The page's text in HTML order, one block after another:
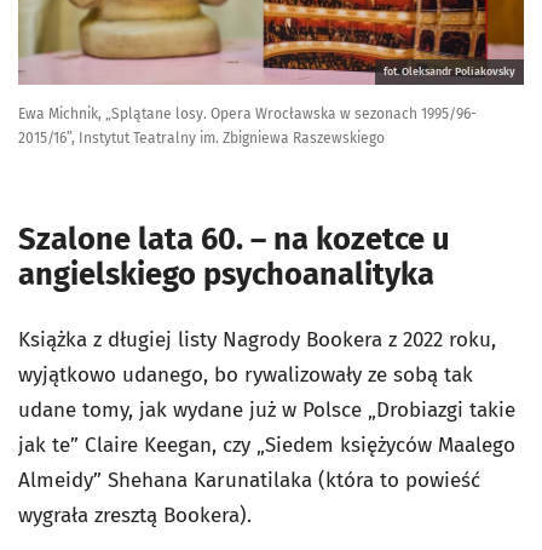
fot. Oleksandr Poliakovsky
Ewa Michnik, „Splątane losy. Opera Wrocławska w sezonach 1995/96-
2015/16”, Instytut Teatralny im. Zbigniewa Raszewskiego
Szalone lata 60. – na kozetce u
angielskiego psychoanalityka
Książka z długiej listy Nagrody Bookera z 2022 roku,
wyjątkowo udanego, bo rywalizowały ze sobą tak
udane tomy, jak wydane już w Polsce „Drobiazgi takie
jak te” Claire Keegan, czy „Siedem księżyców Maalego
Almeidy” Shehana Karunatilaka (która to powieść
wygrała zresztą Bookera).